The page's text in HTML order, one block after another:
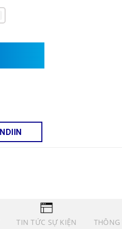
TIN TỨC SỰ KIỆN THÔNG